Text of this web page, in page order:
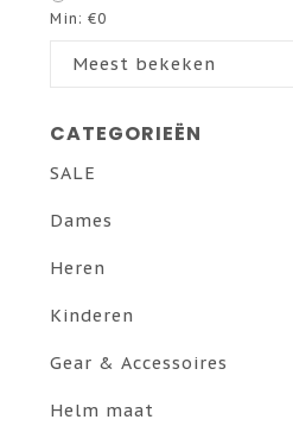
Min: €0
Meest bekeken
CATEGORIEËN
SALE
Dames
Heren
Kinderen
Gear & Accessoires
Helm maat